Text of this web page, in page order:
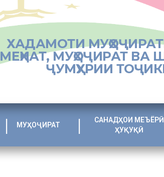
ХАДАМОТИ
МЕҲНАТ, МУҲОҶИРАТ ВА
ҶУМҲУРИИ
МУҲОҶИРАТ
САНАДҲОИ МЕЪЁРӢ
ҲУҚУҚӢ